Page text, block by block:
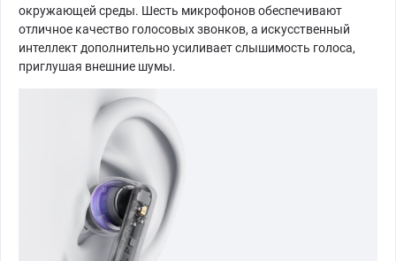
окружающей среды. Шесть микрофонов обеспечивают
отличное качество голосовых звонков, а искусственный
интеллект дополнительно усиливает слышимость голоса,
приглушая внешние шумы.